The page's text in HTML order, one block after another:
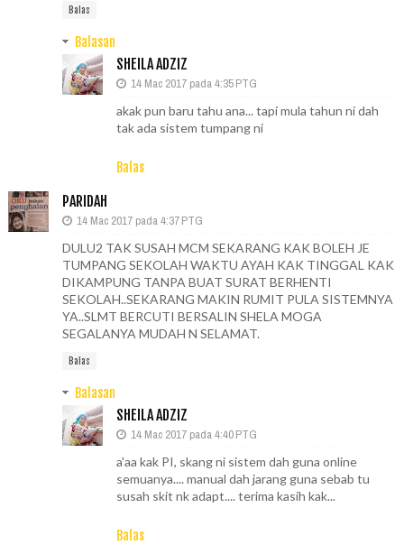
Balas
Balasan
SHEILA ADZIZ
14 Mac 2017 pada 4:35 PTG
akak pun baru tahu ana... tapi mula tahun ni dah
tak ada sistem tumpang ni
Balas
PARIDAH
14 Mac 2017 pada 4:37 PTG
DULU2 TAK SUSAH MCM SEKARANG KAK BOLEH JE
TUMPANG SEKOLAH WAKTU AYAH KAK TINGGAL KAK
DIKAMPUNG TANPA BUAT SURAT BERHENTI
SEKOLAH..SEKARANG MAKIN RUMIT PULA SISTEMNYA
YA..SLMT BERCUTI BERSALIN SHELA MOGA
SEGALANYA MUDAH N SELAMAT.
Balas
Balasan
SHEILA ADZIZ
14 Mac 2017 pada 4:40 PTG
a'aa kak PI, skang ni sistem dah guna online
semuanya.... manual dah jarang guna sebab tu
susah skit nk adapt.... terima kasih kak...
Balas